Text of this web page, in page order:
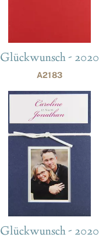
Glückwunsch - 2020
A2183
Glückwunsch - 2020